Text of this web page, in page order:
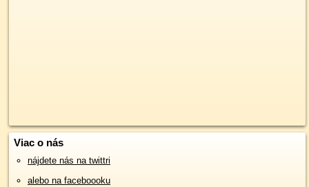
Viac o nás
nájdete nás na twittri
alebo na faceboooku